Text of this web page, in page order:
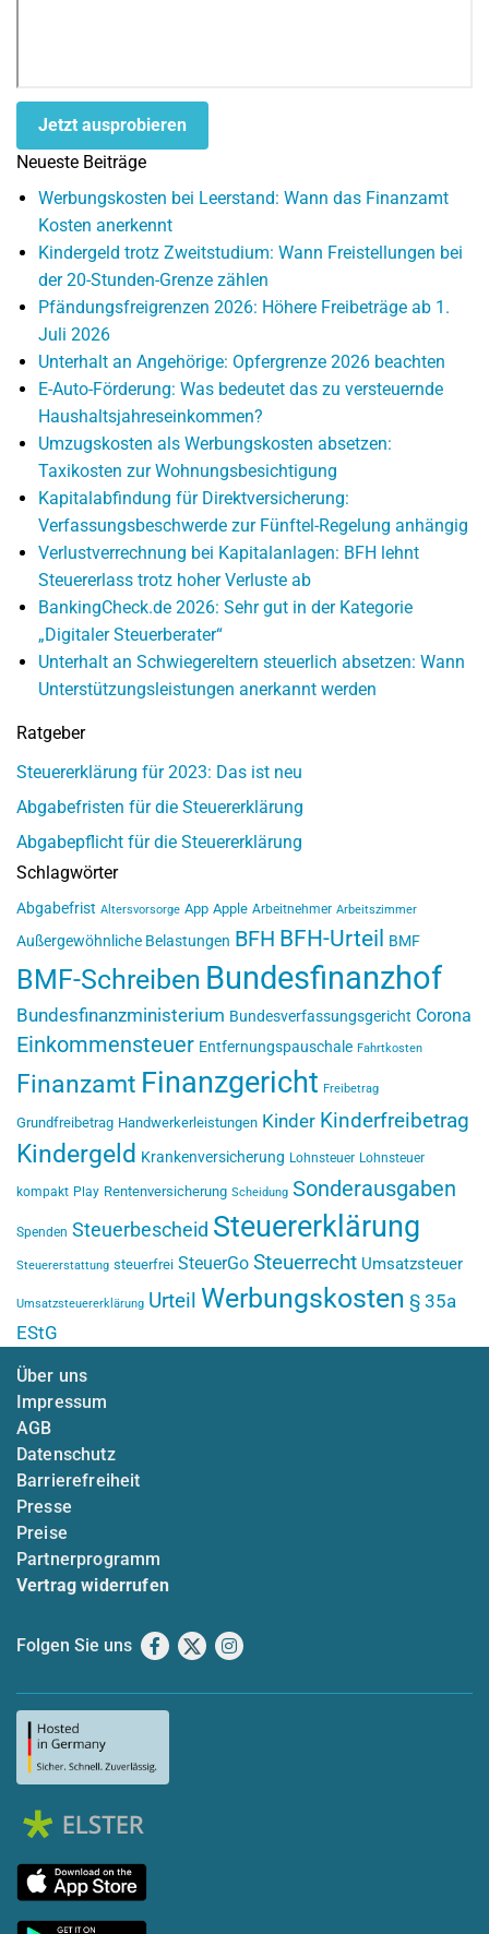
Jetzt ausprobieren
Neueste Beiträge
Werbungskosten bei Leerstand: Wann das Finanzamt
Kosten anerkennt
Kindergeld trotz Zweitstudium: Wann Freistellungen bei
der 20-Stunden-Grenze zählen
Pfändungsfreigrenzen 2026: Höhere Freibeträge ab 1.
Juli 2026
Unterhalt an Angehörige: Opfergrenze 2026 beachten
E-Auto-Förderung: Was bedeutet das zu versteuernde
Haushaltsjahreseinkommen?
Umzugskosten als Werbungskosten absetzen:
Taxikosten zur Wohnungsbesichtigung
Kapitalabfindung für Direktversicherung:
Verfassungsbeschwerde zur Fünftel-Regelung anhängig
Verlustverrechnung bei Kapitalanlagen: BFH lehnt
Steuererlass trotz hoher Verluste ab
BankingCheck.de 2026: Sehr gut in der Kategorie
„Digitaler Steuerberater“
Unterhalt an Schwiegereltern steuerlich absetzen: Wann
Unterstützungsleistungen anerkannt werden
Ratgeber
Steuererklärung für 2023: Das ist neu
Abgabefristen für die Steuererklärung
Abgabepflicht für die Steuererklärung
Schlagwörter
Abgabefrist Altersvorsorge App Apple Arbeitnehmer Arbeitszimmer
Außergewöhnliche Belastungen BFH BFH-Urteil BMF
BMF-Schreiben Bundesfinanzhof
Bundesfinanzministerium Bundesverfassungsgericht Corona
Einkommensteuer Entfernungspauschale Fahrtkosten
Finanzamt Finanzgericht Freibetrag
Grundfreibetrag Handwerkerleistungen Kinder Kinderfreibetrag
Kindergeld Krankenversicherung Lohnsteuer Lohnsteuer
kompakt Play Rentenversicherung Scheidung Sonderausgaben
Spenden Steuerbescheid Steuererklärung
Steuererstattung steuerfrei SteuerGo Steuerrecht Umsatzsteuer
Umsatzsteuererklärung Urteil Werbungskosten § 35a
EStG
Über uns
Impressum
AGB
Datenschutz
Barrierefreiheit
Presse
Preise
Partnerprogramm
Vertrag widerrufen
Folgen Sie uns Facebook
X Instagram